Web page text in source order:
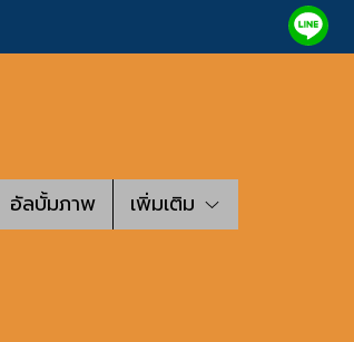
อัลบั้มภาพ เพิ่มเติม